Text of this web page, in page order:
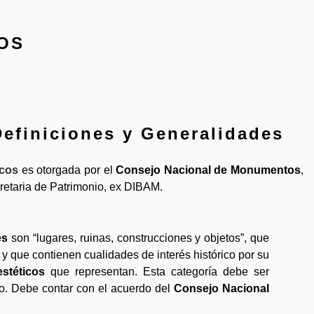
y Generalidades
es otorgada por elConsejo Nacional de Monumentos,
de Patrimonio, ex DIBAM.
son “lugares, ruinas, construcciones y objetos”, que
que contienen cualidades de interés histórico por su
que representan. Esta categoría debe ser
Debe contar con el acuerdo del Consejo Nacional